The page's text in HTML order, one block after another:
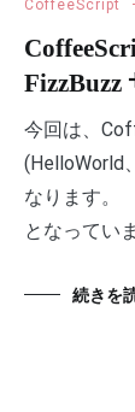
CoffeeScript
FizzBuzz
今回は、
(HelloWorld
なります。
となってい
続きを